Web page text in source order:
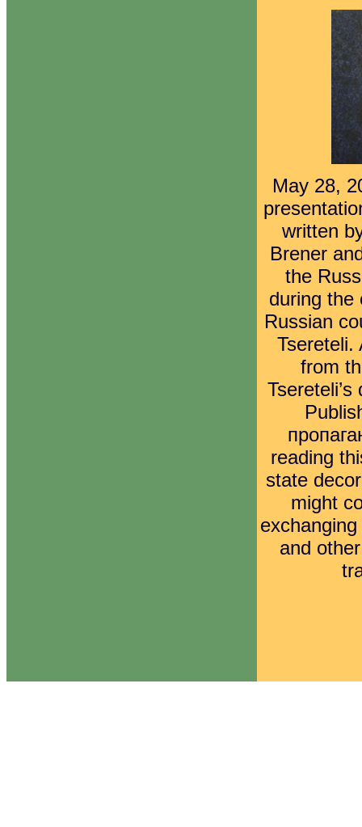
May 28,
written
Brener
the
during the
Russian
Tsereteli.
from
reading
state
might
and